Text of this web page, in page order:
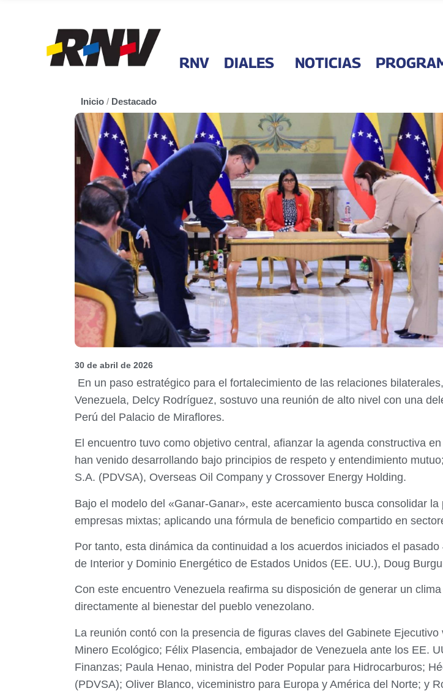
RNV DIALES NOTICIAS
Inicio / Destacado
30 de abril de 2026
En un paso estratégico para el fortalecimiento de las relaciones
Venezuela, Delcy Rodríguez, sostuvo una reunión de alto nivel con una
Perú del Palacio de Miraflores.
El encuentro tuvo como objetivo central, afianzar la agenda constructiva
han venido desarrollando bajo principios de respeto y entendimiento
S.A. (PDVSA), Overseas Oil Company y Crossover Energy Holding.
Bajo el modelo del «Ganar-Ganar», este acercamiento busca consolidar
empresas mixtas; aplicando una fórmula de beneficio compartido en
Por tanto, esta dinámica da continuidad a los acuerdos iniciados el
de Interior y Dominio Energético de Estados Unidos (EE. UU.), Doug
Con este encuentro Venezuela reafirma su disposición de generar un
directamente al bienestar del pueblo venezolano.
La reunión contó con la presencia de figuras claves del Gabinete
Minero Ecológico; Félix Plasencia, embajador de Venezuela ante los EE.
Finanzas; Paula Henao, ministra del Poder Popular para Hidrocarburos;
(PDVSA); Oliver Blanco, viceministro para Europa y América del Norte; y